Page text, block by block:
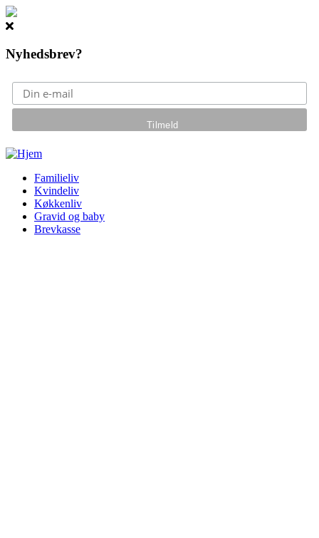
Nyhedsbrev?
Gå til hovedindhold
Familieliv
Kvindeliv
Køkkenliv
Gravid og baby
Brevkasse